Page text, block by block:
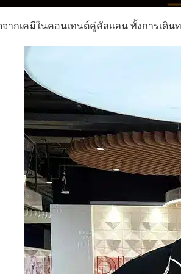
ากเคมีในคอนเทนต์คู่คัลแลน ทั้งการเดิ